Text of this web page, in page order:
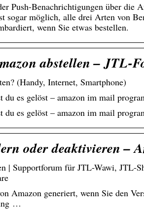
Push-Benachrichtigungen über die
sogar möglich, alle drei Arten von
wenn Sie etwas bestellen.
abstellen – JTL-
(Handy, Internet, Smartphone)
du es gelöst – amazon im mail
du es gelöst – amazon im mail
oder deaktivieren –
| Supportforum für JTL-Wawi,
Amazon generiert, wenn Sie den
…